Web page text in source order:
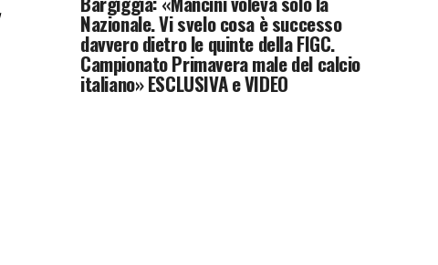
Nazionale. Vi svelo cosa è successo
davvero dietro le quinte della FIGC.
Campionato Primavera male del calcio
italiano» ESCLUSIVA e VIDEO